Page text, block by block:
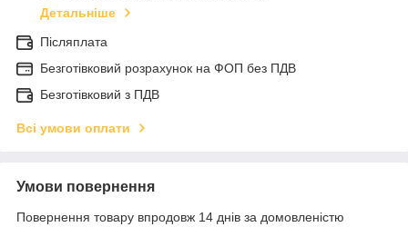
Детальніше
Післяплата
Безготівковий розрахунок на ФОП без ПДВ
Безготівковий з ПДВ
Всі умови оплати
Умови повернення
Повернення товару впродовж 14 днів за домовленістю